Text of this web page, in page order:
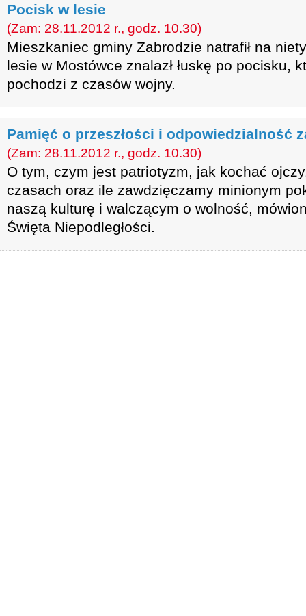
Pocisk w lesie
(Zam: 28.11.2012 r., godz. 10.30)
Mieszkaniec gminy Zabrodzie natrafił na
lesie w Mostówce znalazł łuskę po pocisku,
pochodzi z czasów wojny.
Pamięć o przeszłości i odpowiedzialność
(Zam: 28.11.2012 r., godz. 10.30)
O tym, czym jest patriotyzm, jak kochać
czasach oraz ile zawdzięczamy minionym
naszą kulturę i walczącym o wolność,
Święta Niepodległości.